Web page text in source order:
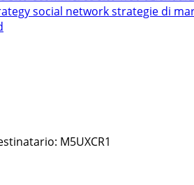
social networkstrategie di
M5UXCR1